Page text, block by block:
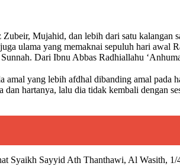
Mujahid, dan lebih dari satu kalangan
ulama yang memaknai sepuluh hari awal
Dari Ibnu Abbas Radhiallahu
hartanya, lalu dia tidak kembali dengan
Syaikh Sayyid Ath Thanthawi, Al Wasith, 1/